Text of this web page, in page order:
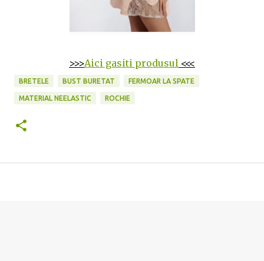
>>>Aici gasiti produsul <<<
BRETELE BUST BURETAT FERMOAR LA SPATE
MATERIAL NEELASTIC ROCHIE